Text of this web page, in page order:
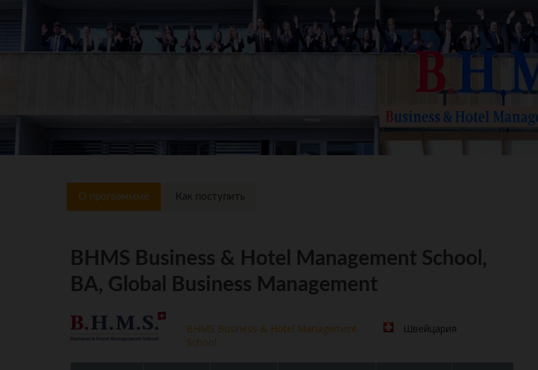
О программме Как поступить
BHMS Business & Hotel Management School,
BA, Global Business Management
BHMS Business & Hotel Management
School
Швейцария